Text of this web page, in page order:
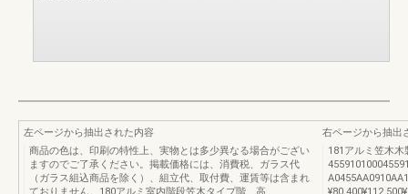
左ページから抽出された内容
商品の色は、印刷の特性上、実物とは多少異なる場合がござい
ますのでご了承ください。掲載価格には、消費税、ガラス代
（ガラス組込商品を除く）、組立代、取付費、運賃等は含まれ
ておりません。180アルミ室内階段笠木タイプ階 高
右ページから抽出
181アルミ笠木